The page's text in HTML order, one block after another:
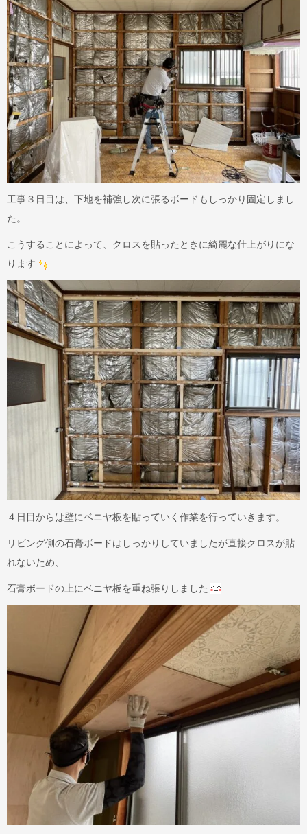
工事３日目は、下地を補強し次に張るボードもしっかり固定しまし
た。
こうすることによって、クロスを貼ったときに綺麗な仕上がりにな
ります
４日目からは壁にベニヤ板を貼っていく作業を行っていきます。
リビング側の石膏ボードはしっかりしていましたが直接クロスが貼
れないため、
石膏ボードの上にベニヤ板を重ね張りしました